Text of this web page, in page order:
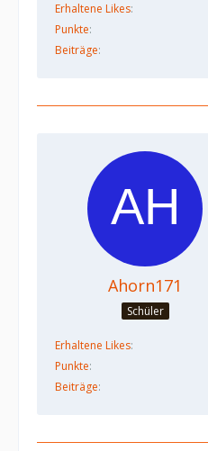
Erhaltene Likes
Punkte
Beiträge
Ahorn171
Schüler
Erhaltene Likes
Punkte
Beiträge